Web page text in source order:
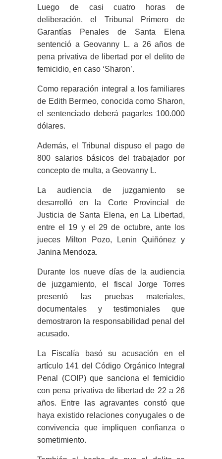
Luego de casi cuatro horas de
deliberación, el Tribunal Primero de
Garantías Penales de Santa Elena
sentenció a Geovanny L. a 26 años de
pena privativa de libertad por el delito de
femicidio, en caso ‘Sharon’.
Como reparación integral a los familiares
de Edith Bermeo, conocida como Sharon,
el sentenciado deberá pagarles 100.000
dólares.
Además, el Tribunal dispuso el pago de
800 salarios básicos del trabajador por
concepto de multa, a Geovanny L.
La audiencia de juzgamiento se
desarrolló en la Corte Provincial de
Justicia de Santa Elena, en La Libertad,
entre el 19 y el 29 de octubre, ante los
jueces Milton Pozo, Lenin Quiñónez y
Janina Mendoza.
Durante los nueve días de la audiencia
de juzgamiento, el fiscal Jorge Torres
presentó las pruebas materiales,
documentales y testimoniales que
demostraron la responsabilidad penal del
acusado.
La Fiscalía basó su acusación en el
artículo 141 del Código Orgánico Integral
Penal (COIP) que sanciona el femicidio
con pena privativa de libertad de 22 a 26
años. Entre las agravantes constó que
haya existido relaciones conyugales o de
convivencia que impliquen confianza o
sometimiento.